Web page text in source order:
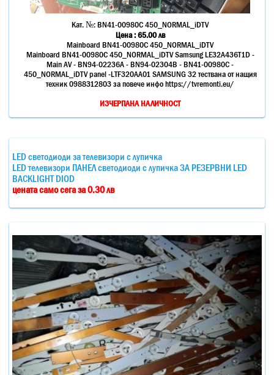
Кат. №:BN41-00980C 450_NORMAL_iDTV
Цена :65.00 лв
Mainboard BN41-00980C 450_NORMAL_iDTV
Mainboard BN41-00980C 450_NORMAL_iDTV Samsung LE32A436T1D -
Main AV - BN94-02236A - BN94-02304B - BN41-00980C -
450_NORMAL_iDTV panel -LTF320AA01 SAMSUNG 32 тествана от нащия
техник 0988312803 за повече инфо https://tvremonti.eu/
ИЗЧЕРПАНА НАЛИЧНОСТ
LED светодиоди за телевизори с лупичка
LED телевизори ПАНЕЛ светодиоди с лупичка ЗА РЕЗЕРВНИ LED
BACKLIGHT DIOD
цената само сега за 0.30 лв